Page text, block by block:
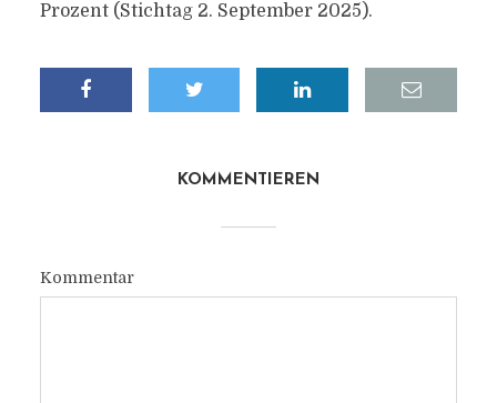
Prozent (Stichtag 2. September 2025).
KOMMENTIEREN
Kommentar